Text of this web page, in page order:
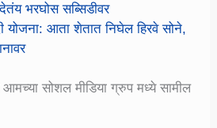
भरघोस सब्सिडीवर
योजना: आता शेतात निघेल हिरवे सोने,
आमच्या सोशल मीडिया ग्रुप मध्ये सामील